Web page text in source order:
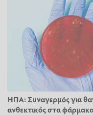
ΗΠΑ: Συναγερμός για
ανθεκτικός στα